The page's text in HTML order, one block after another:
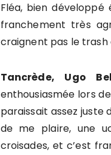
Fléa, bien développé
franchement très
craignent pas le trash
Tancrède, Ugo
enthousiasmée lors
paraissait assez
de me plaire, une
croisades, et c’est